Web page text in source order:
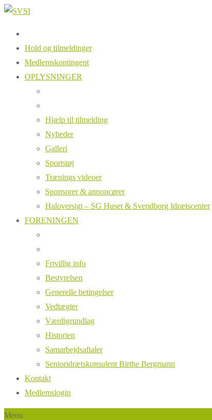
Hold og tilmeldinger
Medlemskontingent
OPLYSNINGER
Hjælp til tilmelding
Nyheder
Galleri
Sportstøj
Trænings videoer
Sponsorer & annoncører
Haloversigt – SG Huset & Svendborg Idrætscenter
FORENINGEN
Frivillig info
Bestyrelsen
Generelle betingelser
Vedtægter
Værdigrundlag
Historien
Samarbejdsaftaler
Senioridrætskonsulent Birthe Bergmann
Kontakt
Medlemslogin
Menu